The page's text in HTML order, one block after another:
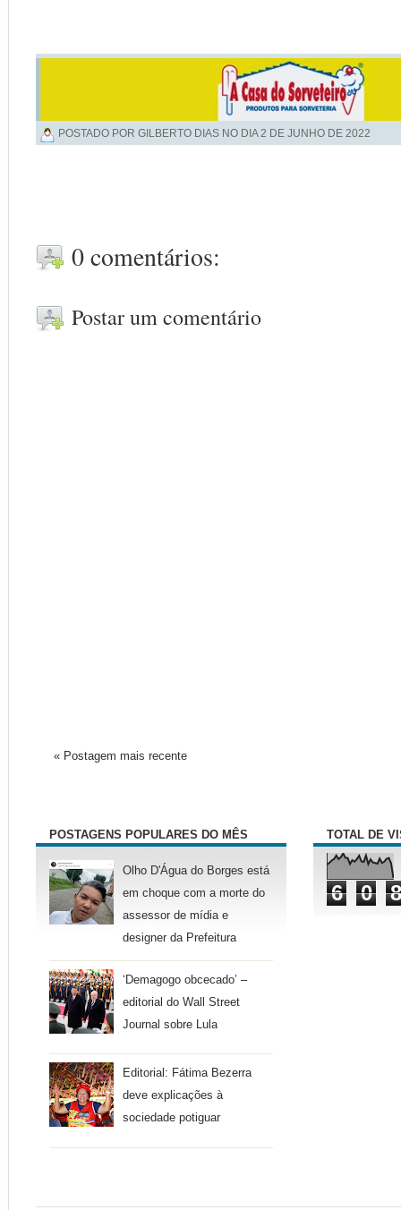
POSTADO POR GILBERTO DIAS NO DIA2 DE JUNHO DE 2022
0 comentários:
Postar um comentário
« Postagem mais recente
POSTAGENS POPULARES DO MÊS
Olho D'Água do Borges está
em choque com a morte do
assessor de mídia e
designer da Prefeitura
‘Demagogo obcecado’ –
editorial do Wall Street
Journal sobre Lula
Editorial: Fátima Bezerra
deve explicações à
sociedade potiguar
TOTAL DE
6 0 8